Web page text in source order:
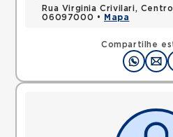
Compartilhe
Rua Virginia Crivilari,
06097000 •
Mapa